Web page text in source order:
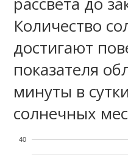
Количество
достигают
показателя
минуты в
солнечных
40